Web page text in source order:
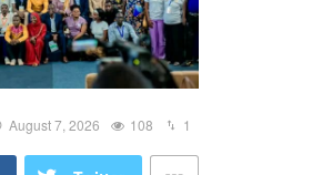
August 7, 2026 108 1